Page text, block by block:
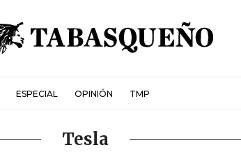
ESPECIAL OPINIÓN TMP
Tesla